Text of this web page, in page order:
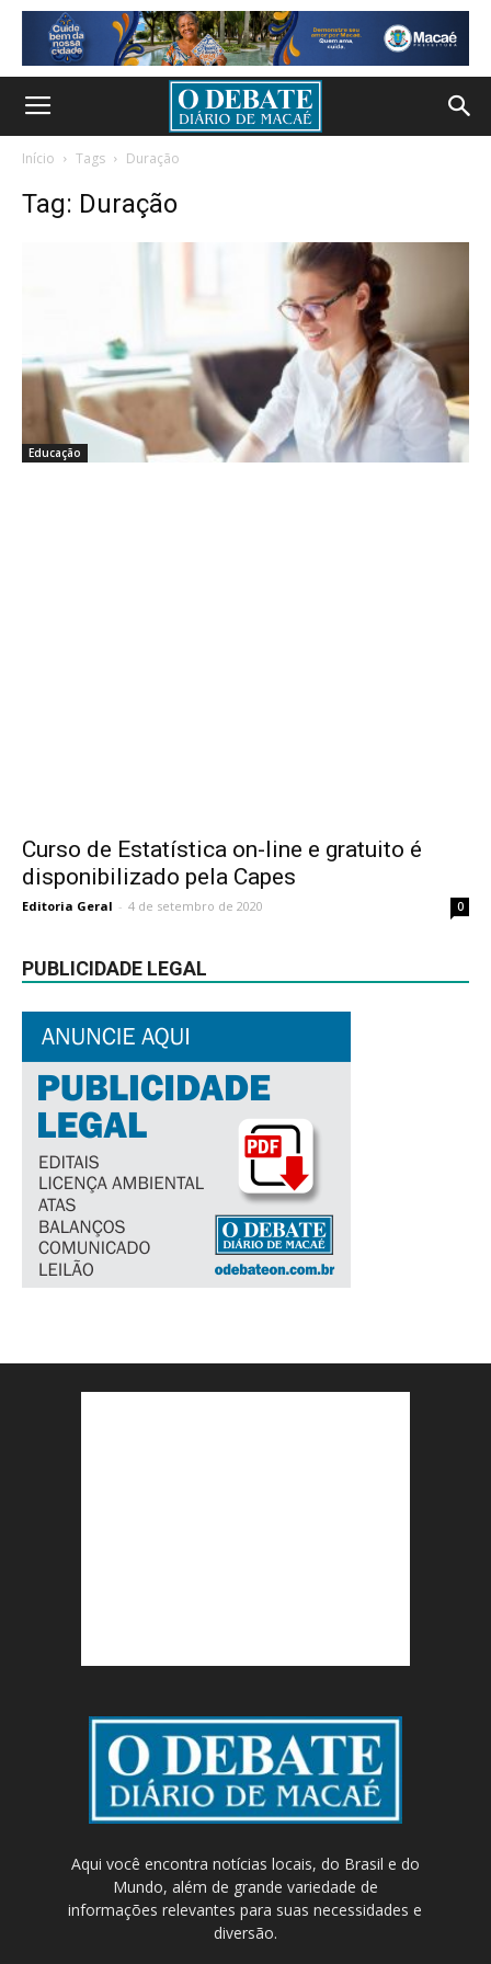
Início Tags Duração
Tag: Duração
Educação
Curso de Estatística on-line e gratuito é
disponibilizado pela Capes
Editoria Geral - 4 de setembro de 2020 0
PUBLICIDADE LEGAL
Aqui você encontra notícias locais, do Brasil e do
Mundo, além de grande variedade de
informações relevantes para suas necessidades e
diversão.